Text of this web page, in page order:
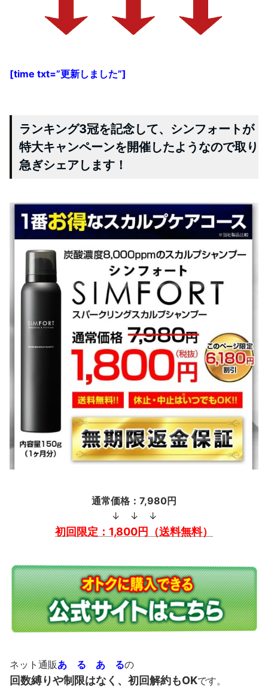
[time txt=”更新しました”]
ランキング3冠を記念して、シンフォートが
特大キャンペーンを開催したようなので取り
急ぎシェアします！
通常価格：7,980円
↓ ↓ ↓
初回限定：1,800円（送料無料）
ネット通販あ る あ るの
回数縛りや制限はなく、初回解約もOKです。